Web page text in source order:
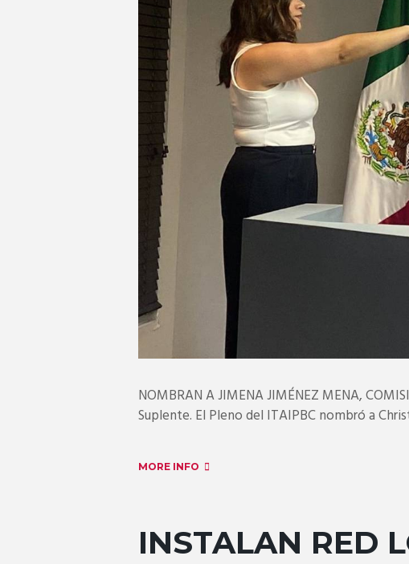
NOMBRAN A JIMENA JIMÉNEZ MENA,
Suplente. El Pleno del ITAIPBC nombró a
MORE INFO
INSTALAN RED